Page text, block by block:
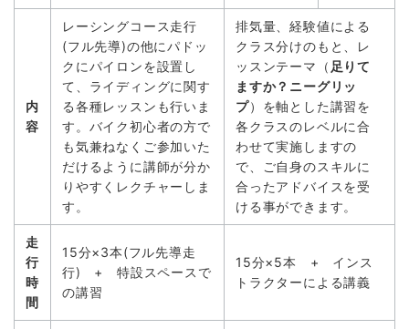
内
容
レーシングコース走行
(フル先導)の他にパドッ
クにパイロンを設置し
て、ライディングに関す
る各種レッスンも行いま
す。バイク初心者の方で
も気兼ねなくご参加いた
だけるように講師が分か
りやすくレクチャーしま
す。
排気量、経験値による
クラス分けのもと、レ
ッスンテーマ（ 足りて
ますか？ニーグリッ
プ）を軸とした講習を
各クラスのレベルに合
わせて実施しますの
で、ご自身のスキルに
合ったアドバイスを受
ける事ができます。
走
行
時
間
15分×3本(フル先導走
行) + 特設スペースで
の講習
15分×5本 + インス
トラクターによる講義